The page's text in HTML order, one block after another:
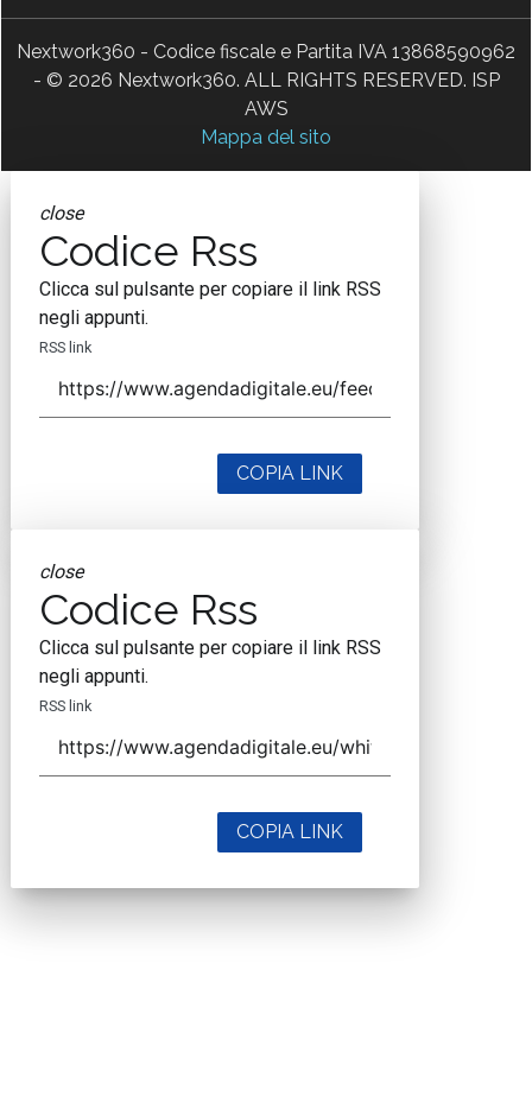
Nextwork360 - Codice fiscale e Partita IVA 13868590962
- © 2026 Nextwork360. ALL RIGHTS RESERVED. ISP
AWS
Mappa del sito
close
Codice Rss
Clicca sul pulsante per copiare il link RSS
negli appunti.
RSS link
COPIA LINK
close
Codice Rss
Clicca sul pulsante per copiare il link RSS
negli appunti.
RSS link
COPIA LINK